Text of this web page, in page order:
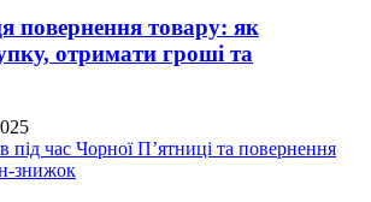
повернення товару: як
отримати гроші та